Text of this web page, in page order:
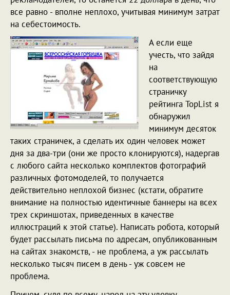
все равно - вполне неплохо, учитывая минимум затрат
на себестоимость.
А если еще
учесть, что зайдя
на
соответствующую
страничку
рейтинга TopList я
обнаружил
минимум десяток
таких страничек, а сделать их один человек может
дня за два-три (они же просто клонируются), надергав
с любого сайта несколько комплектов фотографий
различных фотомоделей, то получается
действительно неплохой бизнес (кстати, обратите
внимание на полностью идентичные баннеры на всех
трех скриншотах, приведенных в качестве
иллюстраций к этой статье). Написать робота, который
будет рассылать письма по адресам, опубликованным
на сайтах знакомств, - не проблема, а уж рассылать
несколько тысяч писем в день - уж совсем не
проблема.